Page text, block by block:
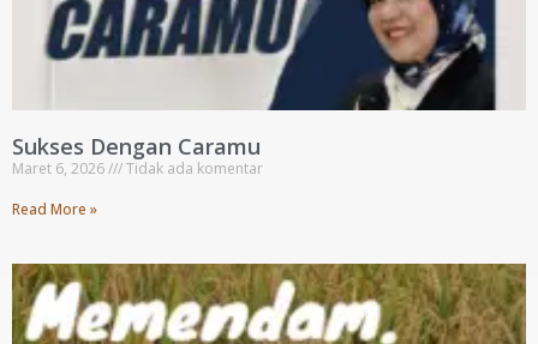
Sukses Dengan Caramu
Maret 6, 2026
Tidak ada komentar
Read More »